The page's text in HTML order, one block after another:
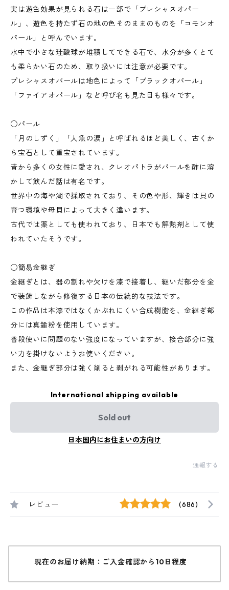
実は遊色効果が見られる石は一部で「プレシャスオパー
ル」、遊色を持たず石の地の色そのままのものを「コモンオ
パール」と呼んでいます。
水中で小さな珪酸球が堆積してできる石で、水分が多くとて
も柔らかい石のため、取り扱いには注意が必要です。
プレシャスオパールは地色によって「ブラックオパール」
「ファイアオパール」など呼び名も見た目も様々です。
○パール
「月のしずく」「人魚の涙」と呼ばれるほど美しく、古くか
ら宝石として重宝されています。
昔から多くの女性に愛され、クレオパトラがパールを酢に溶
かして飲んだ話は有名です。
世界中の海や湖で採取されており、その色や形、輝きは貝の
育つ環境や母貝によって大きく違います。
古代では薬としても使われており、日本でも解熱剤として使
われていたそうです。
○簡易金継ぎ
金継ぎとは、器の割れや欠けを漆で接着し、継いだ部分を金
で装飾しながら修復する日本の伝統的な技法です。
この作品は本漆ではなくかぶれにくい合成樹脂を、金継ぎ部
分には真鍮粉を使用しています。
普段使いに問題のない強度になっていますが、接合部分に強
い力を掛けないようお使いください。
また、金継ぎ部分は強く削ると剥がれる可能性があります。
International shipping available
Sold out
日本国内にお住まいの方向け
通報する
レビュー (686)
現在のお届け納期：ご入金確認から10日程度